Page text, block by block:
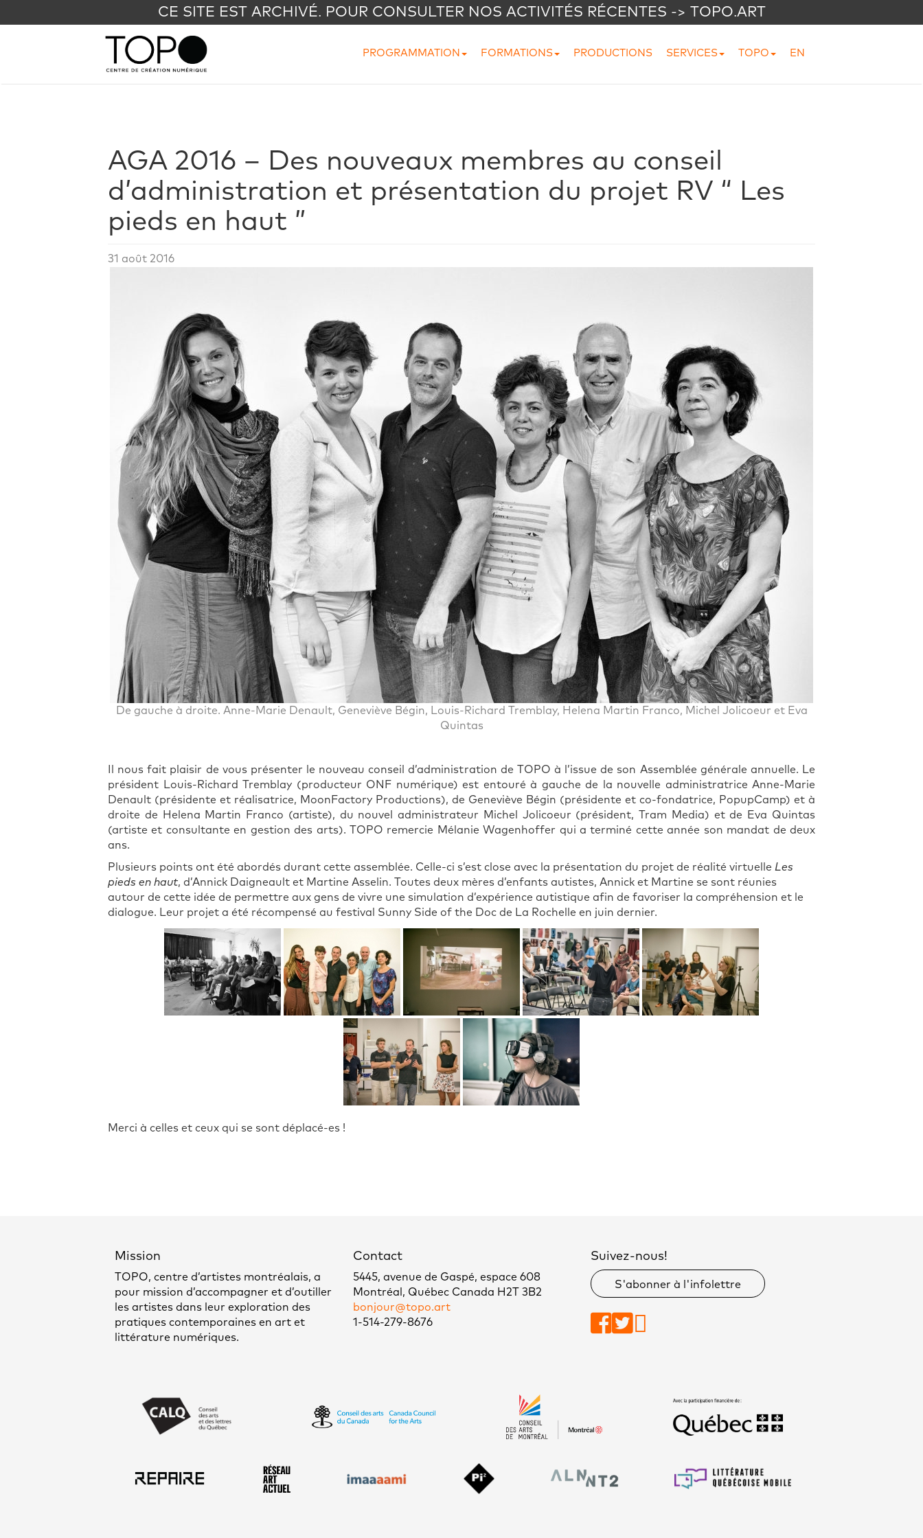
CE SITE EST ARCHIVÉ. POUR CONSULTER NOS ACTIVITÉS RÉCENTES -> TOPO.ART
PROGRAMMATION FORMATIONS PRODUCTIONS SERVICES TOPO EN
AGA 2016 – Des nouveaux membres au conseil
d’administration et présentation du projet RV “ Les
pieds en haut ”
31 août 2016
De gauche à droite. Anne-Marie Denault, Geneviève Bégin, Louis-Richard Tremblay, Helena Martin Franco, Michel Jolicoeur et Eva
Quintas
Il nous fait plaisir de vous présenter le nouveau conseil d’administration de TOPO à l’issue de son Assemblée générale annuelle. Le
président Louis-Richard Tremblay (producteur ONF numérique) est entouré à gauche de la nouvelle administratrice Anne-Marie
Denault (présidente et réalisatrice, MoonFactory Productions), de Geneviève Bégin (présidente et co-fondatrice, PopupCamp) et à
droite de Helena Martin Franco (artiste), du nouvel administrateur Michel Jolicoeur (président, Tram Media) et de Eva Quintas
(artiste et consultante en gestion des arts). TOPO remercie Mélanie Wagenhoffer qui a terminé cette année son mandat de deux
ans.
Plusieurs points ont été abordés durant cette assemblée. Celle-ci s’est close avec la présentation du projet de réalité virtuelle Les
pieds en haut, d’Annick Daigneault et Martine Asselin. Toutes deux mères d’enfants autistes, Annick et Martine se sont réunies
autour de cette idée de permettre aux gens de vivre une simulation d’expérience autistique afin de favoriser la compréhension et le
dialogue. Leur projet a été récompensé au festival Sunny Side of the Doc de La Rochelle en juin dernier.
Merci à celles et ceux qui se sont déplacé-es !
Mission
TOPO, centre d’artistes montréalais, a
pour mission d’accompagner et d’outiller
les artistes dans leur exploration des
pratiques contemporaines en art et
littérature numériques.
Contact
5445, avenue de Gaspé, espace 608
Montréal, Québec Canada H2T 3B2
bonjour@topo.art
1-514-279-8676
Suivez-nous!
S'abonner à l'infolettre